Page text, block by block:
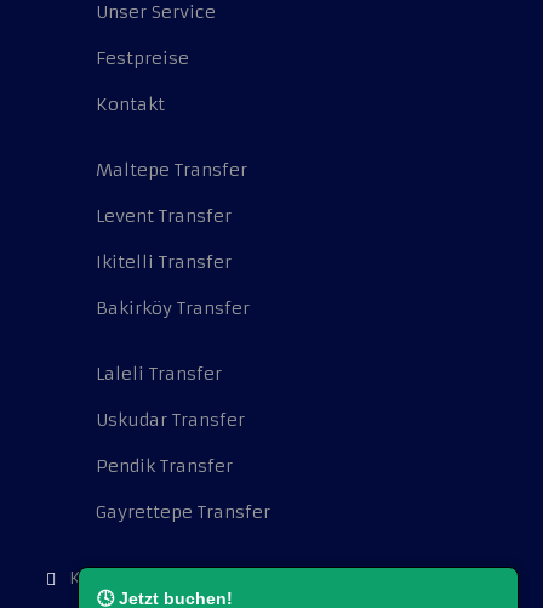
🕓 Jetzt buchen!
Unser Service
Festpreise
Kontakt
Maltepe Transfer
Levent Transfer
Ikitelli Transfer
Bakirköy Transfer
Laleli Transfer
Uskudar Transfer
Pendik Transfer
Gayrettepe Transfer
Kocatepe Mah. Cambazoğlu Sok. No:16.